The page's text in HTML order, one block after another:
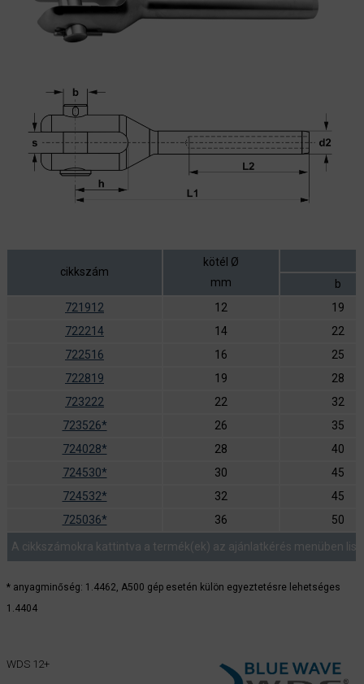
cikkszám
kötél Ø
mm
b
721912
12
19
722214
14
22
722516
16
25
722819
19
28
723222
22
32
723526*
26
35
724028*
28
40
724530*
30
45
724532*
32
45
725036*
36 50
A cikkszámokra kattintva a termék(ek) az ajánlatkérés menüben
* anyagminőség: 1.4462, A500 gép esetén külön egyeztetésre lehetséges
1.4404
WDS 12+